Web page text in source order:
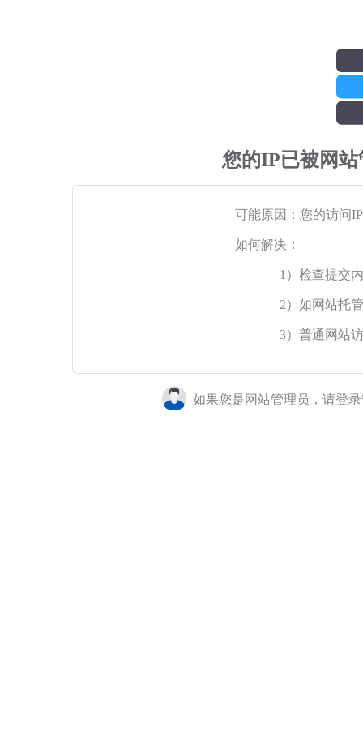
您的IP已被网
可能原因：您的访问
如何解决：
1）检查提交
2）如网站托
3）普通网站
如果您是网站管理员，请登